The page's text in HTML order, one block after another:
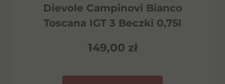
Dievole Campinovi Bianco
Toscana IGT 3 Beczki 0,75l
149,00 zł